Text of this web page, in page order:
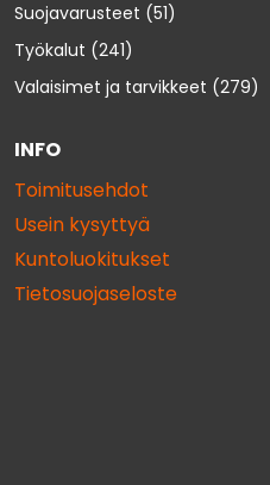
Suojavarusteet (51)
Työkalut (241)
Valaisimet ja tarvikkeet (279)
INFO
Toimitusehdot
Usein kysyttyä
Kuntoluokitukset
Tietosuojaseloste